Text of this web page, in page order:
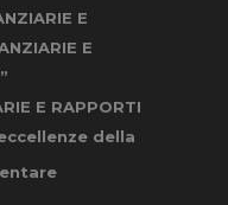
E
E
E RAPPORTI
della